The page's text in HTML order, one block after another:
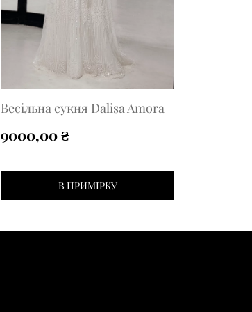
Весільна сукня Dalisa Amora
9000,00₴
В ПРИМІРКУ